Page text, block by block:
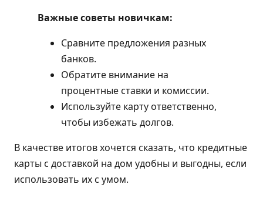
Важные советы новичкам:
Сравните предложения разных
банков.
Обратите внимание на
процентные ставки и комиссии.
Используйте карту ответственно,
чтобы избежать долгов.
В качестве итогов хочется сказать, что кредитные
карты с доставкой на дом удобны и выгодны, если
использовать их с умом.